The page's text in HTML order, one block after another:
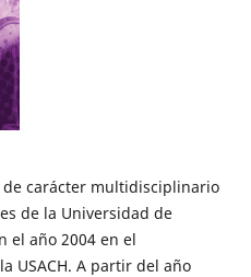
carácter multidisciplinario
de la Universidad de
el año 2004 en el
USACH. A partir del año